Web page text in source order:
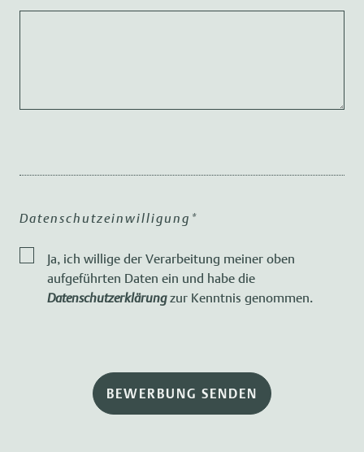
Datenschutzeinwilligung*
Ja, ich willige der Verarbeitung meiner oben
aufgeführten Daten ein und habe die
Datenschutzerklärungzur Kenntnis genommen.
BEWERBUNG SENDEN